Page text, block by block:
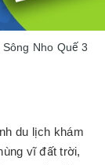
Nho Quế 3
du lịch khám
vĩ đất trời,